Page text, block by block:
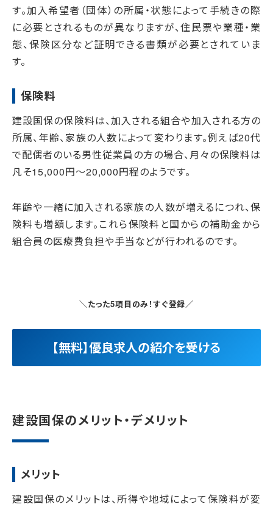
す。加入希望者（団体）の所属・状態によって手続きの際
に必要とされるものが異なりますが、住民票や業種・業
態、保険区分など証明できる書類が必要とされていま
す。
保険料
建設国保の保険料は、加入される組合や加入される方の
所属、年齢、家族の人数によって変わります。例えば20代
で配偶者のいる男性従業員の方の場合、月々の保険料は
凡そ15,000円～20,000円程のようです。
年齢や一緒に加入される家族の人数が増えるにつれ、保
険料も増額します。これら保険料と国からの補助金から
組合員の医療費負担や手当などが行われるのです。
＼たった5項目のみ！すぐ登録／
【無料】優良求人の紹介を受ける
建設国保のメリット・デメリット
メリット
建設国保のメリットは、所得や地域によって保険料が変